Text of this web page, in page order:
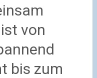
von
bis zum